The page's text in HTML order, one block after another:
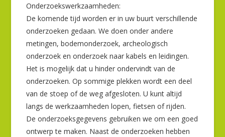
Onderzoekswerkzaamheden:
De komende tijd worden er in uw buurt verschillende
onderzoeken gedaan. We doen onder andere
metingen, bodemonderzoek, archeologisch
onderzoek en onderzoek naar kabels en leidingen.
Het is mogelijk dat u hinder ondervindt van de
onderzoeken. Op sommige plekken wordt een deel
van de stoep of de weg afgesloten. U kunt altijd
langs de werkzaamheden lopen, fietsen of rijden.
De onderzoeksgegevens gebruiken we om een goed
ontwerp te maken. Naast de onderzoeken hebben